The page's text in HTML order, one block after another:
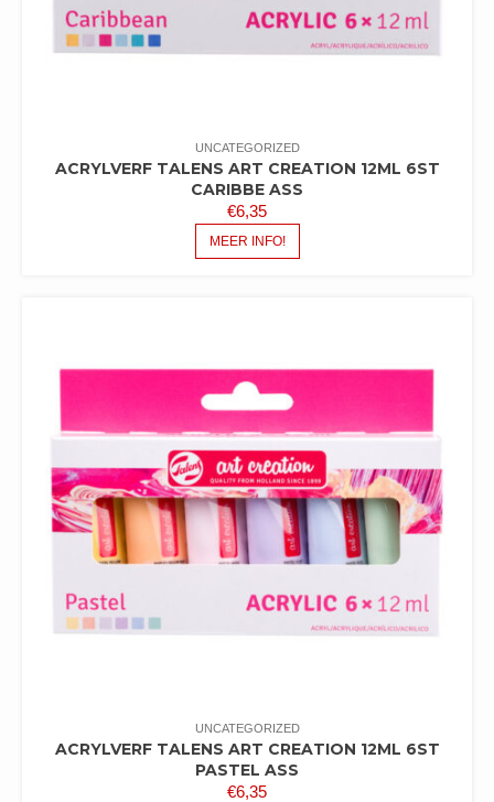
UNCATEGORIZED
ACRYLVERF TALENS ART CREATION 12ML 6ST
CARIBBE ASS
€6,35
MEER INFO!
UNCATEGORIZED
ACRYLVERF TALENS ART CREATION 12ML 6ST
PASTEL ASS
€6,35